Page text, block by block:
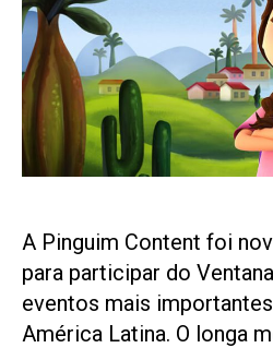
A Pinguim Content foi
para participar do
eventos mais
América Latina. O longa